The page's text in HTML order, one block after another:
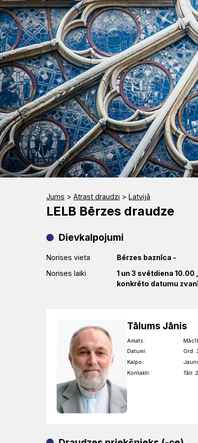
Dievnami
Iepazīsti
kristietību
Misija
Indijā
Rīts
Draudzēm
Jums >Atrast draudzi >Latvijā
LELB Bērzes draudze
Dievkalpojumi
Norises vieta Bērzes baznīca -
Norises laiki
1 un 3 svētdiena
konkrēto datumu
Tālums Jānis
Amats:
Datumi:
Ord.
Kalpo:
Kontakti:
Tālr.